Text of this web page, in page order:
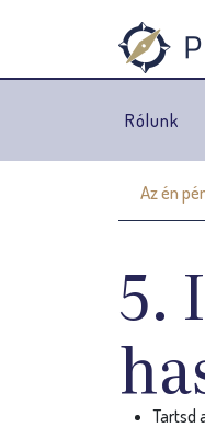
Rólunk
J
l
e
n
Az én
5.
Tartsd